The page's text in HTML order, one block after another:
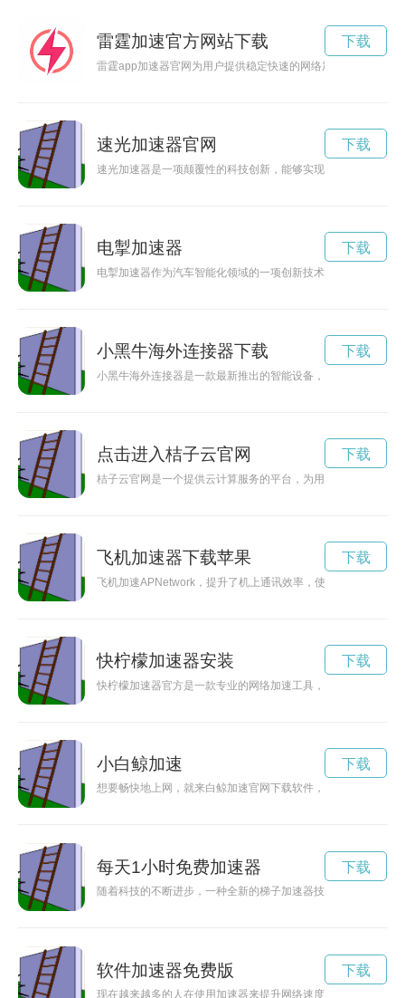
雷霆加速官方网站下载
雷霆app加速器官网为用户提供稳定快速的网络加速服务，让您
下载
速光加速器官网
速光加速器是一项颠覆性的科技创新，能够实现光速传输，极
下载
电掣加速器
电掣加速器作为汽车智能化领域的一项创新技术，正在逐渐改
下载
小黑牛海外连接器下载
小黑牛海外连接器是一款最新推出的智能设备，可以帮助用户
下载
点击进入桔子云官网
桔子云官网是一个提供云计算服务的平台，为用户提供便捷、
下载
飞机加速器下载苹果
飞机加速APNetwork，提升了机上通讯效率，使乘客能够更快地
下载
快柠檬加速器安装
快柠檬加速器官方是一款专业的网络加速工具，能够帮助用户
下载
小白鲸加速
想要畅快地上网，就来白鲸加速官网下载软件，让您尽情享受极
下载
每天1小时免费加速器
随着科技的不断进步，一种全新的梯子加速器技术被推出，用
下载
软件加速器免费版
现在越来越多的人在使用加速器来提升网络速度，而免费版本
下载